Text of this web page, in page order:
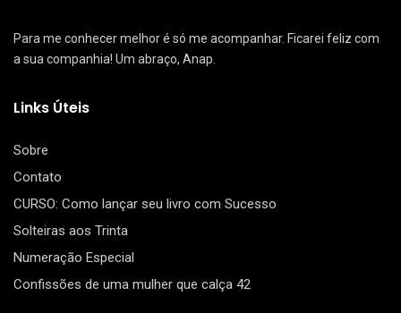
Para me conhecer melhor é só me acompanhar. Ficarei feliz com
a sua companhia! Um abraço, Anap.
Links Úteis
Sobre
Contato
CURSO: Como lançar seu livro com Sucesso
Solteiras aos Trinta
Numeração Especial
Confissões de uma mulher que calça 42